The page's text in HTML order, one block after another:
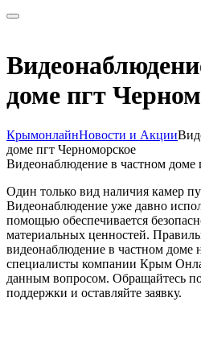
доме пгт
КрымонлайнНовости и Акции
доме пгт Черноморское
Видеонаблюдение в частном доме
Один только вид наличия камер
Видеонаблюдение уже давно
помощью обеспечивается
материальных ценностей.
видеонаблюдение в частном
специалисты компании Крым
данным вопросом. Обращайтесь
поддержки и оставляйте заявку.